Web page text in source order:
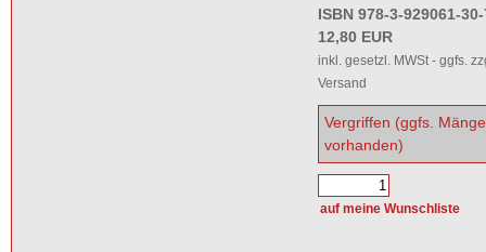
ISBN 978-3-929061-
12,80 EUR
inkl. gesetzl. MWSt - ggfs.
Versand
Vergriffen (ggfs.
vorhanden)